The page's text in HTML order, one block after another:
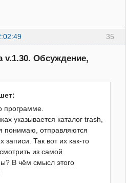
35
v.1.30. Обсуждение,
программе.
указывается каталог trash,
понимаю, отправляются
записи. Так вот их как-то
из самой
В чём смысл этого